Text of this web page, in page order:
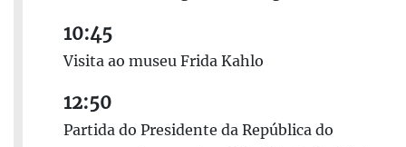
10:45
Visita ao museu Frida Kahlo
12:50
Partida do Presidente da República do